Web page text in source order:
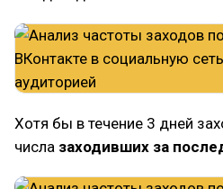
Хотя бы в течение 3 дней
числа заходивших за